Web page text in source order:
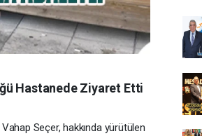
Hastanede Ziyaret Etti
Seçer, hakkında yürütülen